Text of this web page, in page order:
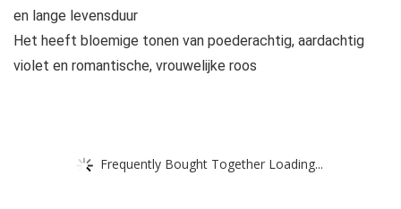
en lange levensduur
Het heeft bloemige tonen van poederachtig, aardachtig
violet en romantische, vrouwelijke roos
Frequently Bought Together Loading...